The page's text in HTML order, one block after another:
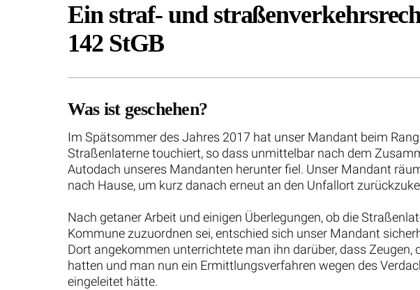
Ein straf- und
142 StGB
Was ist geschehen?
Im Spätsommer des Jahres 2017 hat unser Mandant beim
Straßenlaterne touchiert, so dass unmittelbar nach dem
Autodach unseres Mandanten herunter fiel. Unser Mandant
nach Hause, um kurz danach erneut an den Unfallort
Nach getaner Arbeit und einigen Überlegungen, ob die
Kommune zuzuordnen sei, entschied sich unser Mandant
Dort angekommen unterrichtete man ihn darüber, dass
hatten und man nun ein Ermittlungsverfahren wegen des
eingeleitet hätte.